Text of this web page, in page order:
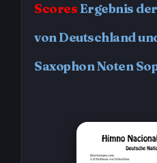
ScoresErgebnis
von Deutschland
Saxophon Noten